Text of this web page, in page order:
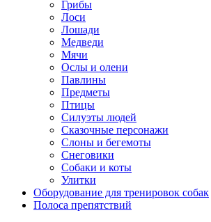
Грибы
Лоси
Лошади
Медведи
Мячи
Ослы и олени
Павлины
Предметы
Птицы
Силуэты людей
Сказочные персонажи
Слоны и бегемоты
Снеговики
Собаки и коты
Улитки
Оборудование для тренировок собак
Полоса препятствий